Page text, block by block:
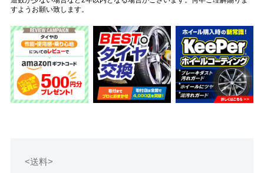
すようお願い致します。
<送料>